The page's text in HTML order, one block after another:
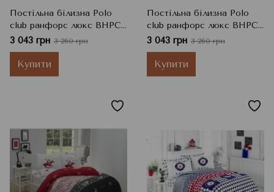
Постільна білизна Polo
club ранфорс люкс BHPC
Beige 006, Бежевий, Євро,
200x220 см, 50x70 см
3 043 грн 3 260 грн
Купити
Постільна білизна Polo
club ранфорс люкс BHPC
Brown 006, Коричневий,
Євро, 200x220 см, 50x70 см
3 043 грн 3 260 грн
Купити